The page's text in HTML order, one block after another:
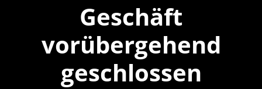
Geschäft
vorübergehend
geschlossen